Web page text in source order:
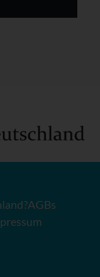
AGBs